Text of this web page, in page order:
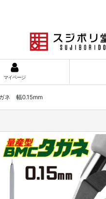
マイページ
ネ 幅0.15mm